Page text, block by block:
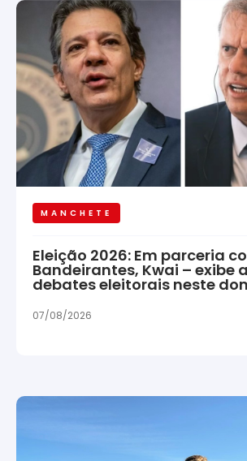
MANCHETE
Eleição 2026: Em parceria
Bandeirantes, Kwai – exibe
debates eleitorais neste
07/08/2026